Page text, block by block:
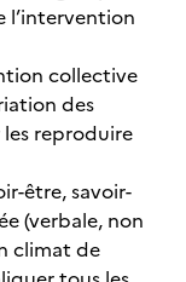
l’intervention
collective
des
reproduire
être, savoir-
(verbale, non
climat de